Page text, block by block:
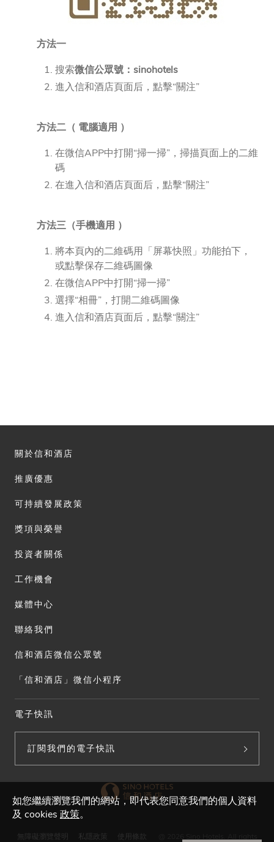
方法一
搜索微信公眾號：sinohotels
進入信和酒店頁面后，點擊“關注”
方法二（ 電腦適用 ）
在微信APP中打開“掃一掃”，掃描頁面上的二維
碼
在進入信和酒店頁面后，點擊“關注”
方法三（手機適用 ）
將本頁內的二維碼用「屏幕快照」功能拍下，
或點擊保存二維碼圖像
在微信APP中打開“掃一掃”
選擇“相冊”，打開二維碼圖像
進入信和酒店頁面后，點擊“關注”
關於信和酒店
推廣優惠
可持續發展政策
獎項與榮譽
投資者關係
工作機會
媒體中心
聯絡我們
信和酒店微信公眾號
「信和酒店」微信小程序
電子快訊
訂閱我們的電子快訊
無障礙瀏覽聲明 私隱政策 使用條款
如您繼續瀏覽我們的網站，即代表您同意我們的個人資料
及 cookies 政策。